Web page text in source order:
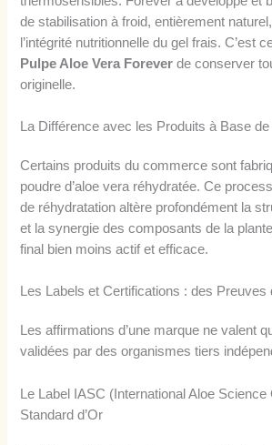
de stabilisation à froid, entièrement
l’intégrité nutritionnelle du gel frais. C’est
Pulpe Aloe Vera Forever de conserver
originelle.
La Différence avec les Produits à Base
Certains produits du commerce sont
poudre d’aloe vera réhydratée. Ce
de réhydratation altère profondément la
et la synergie des composants de la
final bien moins actif et efficace.
Les Labels et Certifications : des Preuves
Les affirmations d’une marque ne valent
validées par des organismes tiers
Le Label IASC (International Aloe
Standard d’Or